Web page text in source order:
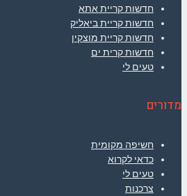
חדשות קריית אתא
חדשות קריית ביאליק
חדשות קריית מוצקין
חדשות קרית ים
טעים לי
מדורים
חשיפה מקומית
כדאי לקרוא
טעים לי
צרכנות